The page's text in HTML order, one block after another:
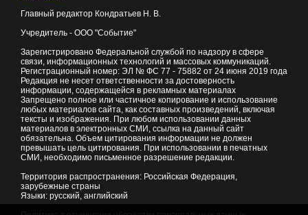
Главный редактор Кондратьев Н. В.
Учредитель - ООО "Событие"
Зарегистрировано Федеральной службой по надзору в сфере
связи, информационных технологий и массовых коммуникаций.
Регистрационный номер: ЭЛ № ФС 77 - 75882 от 24 июня 2019 года
Редакция не несет ответственности за достоверность
информации, содержащейся в рекламных материалах
Запрещено полное или частичное копирование и использование
любых материалов сайта, как составных произведений, включая
тексты и изображения. При любом использовании данных
материалов в электронных СМИ, ссылка на данный сайт
обязательна. Объем цитирования информации не должен
превышать цель цитирования. При использовании в печатных
СМИ, необходимо письменное разрешение редакции.
Территория распространения: Российская Федерация,
зарубежные страны
Языки: русский, английский